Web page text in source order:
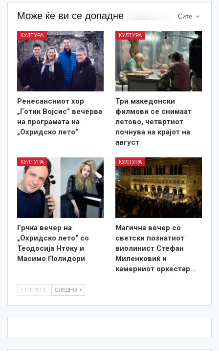
Сите
Може ќе ви се допадне
КУЛТУРА
Ренесансниот хор
„Готик Војсис“ вечерва
на програмата на
„Охридско лето“
КУЛТУРА
Три македонски
филмови се снимаат
летово, четвртиот
почнува на крајот на
август
КУЛТУРА
Грчка вечер на
„Охридско лето“ со
Теодосија Нтоку и
Масимо Полидори
КУЛТУРА
Магична вечер со
светски познатиот
виолинист Стефан
Миленковиќ и
камерниот оркестар…
ПТРЕТХ СЛЕДНО